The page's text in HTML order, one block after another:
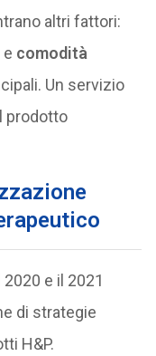
altri fattori:
comodità
Un servizio
prodotto
e il 2021
di strategie
H&P.